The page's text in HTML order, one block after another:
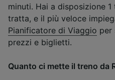
minuti. Hai a disposizione
tratta, e il più veloce
Pianificatore di Viaggio per
prezzi e biglietti.
Quanto ci mette il treno da